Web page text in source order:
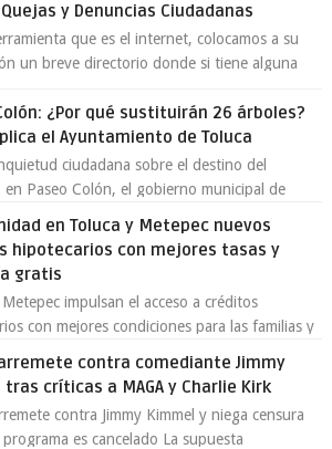
y Denuncias Ciudadanas
que es el internet, colocamos a su
un breve directorio donde si tiene alguna
¿Por qué sustituirán 26 árboles?
el Ayuntamiento de Toluca
ciudadana sobre el destino del
en Paseo Colón, el gobierno municipal de
en Toluca y Metepec nuevos
hipotecarios con mejores tasas y
gratis
impulsan el acceso a créditos
con mejores condiciones para las familias y
contra comediante Jimmy
tras críticas a MAGA y Charlie Kirk
contra Jimmy Kimmel y niega censura
es cancelado La supuesta